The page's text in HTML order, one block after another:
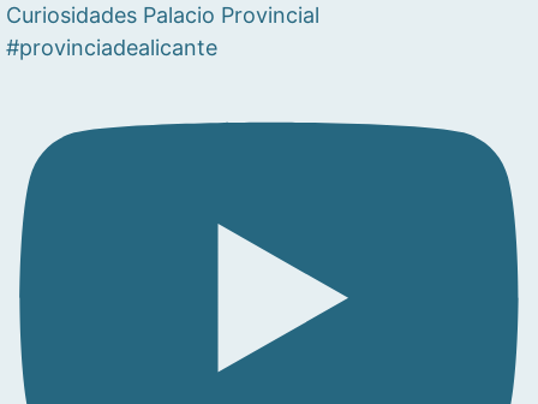
Curiosidades Palacio Provincial
#provinciadealicante